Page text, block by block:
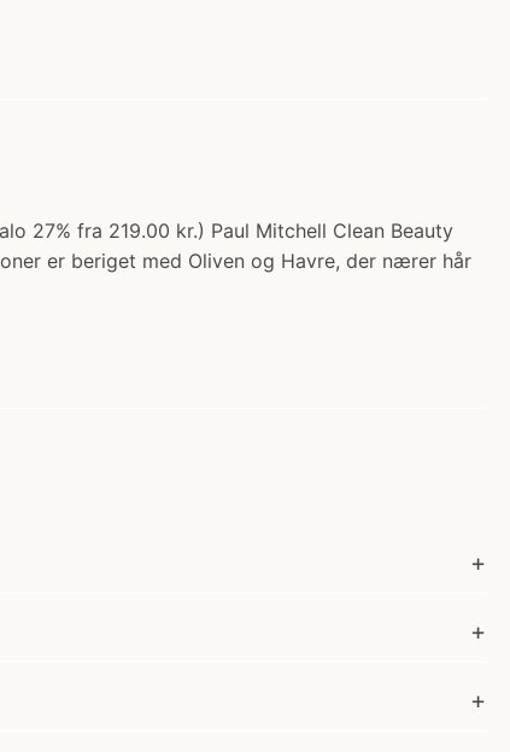
27% fra 219.00 kr.) Paul Mitchell Clean Beauty
er beriget med Oliven og Havre, der nærer hår